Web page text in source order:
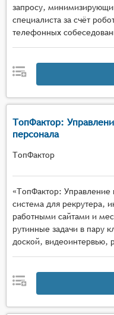
запросу,
специалиста за счёт
телефонных
ТопФактор:
персонала
ТопФактор
«ТопФактор:
система для рекрутера,
работными сайтами и
рутинные задачи в пару
доской, видеоинтервью,